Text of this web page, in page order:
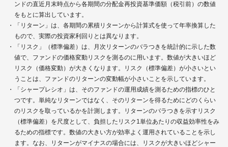
ンドの直近月末時点から各期間の分配金再投資基準価額（税引前）の数値
をもとに算出しています。
「リターン」は、各期間の累積リターンから計算式を使って年率換算した
もので、実際の投資家利回りとは異なります。
「リスク」（標準偏差）は、月次リターンのバラつきを統計的に示した数
値で、ファンドの価格変動リスクを測るのに用います。数値が大きいほど
リスク（価格変動）が大きくなります。リスク（標準偏差）が小さいとい
うことは、ファンドのリターンの変動幅が小さいことを示しています。
「シャープレシオ」は、そのファンドの運用成績を測るための指標のひと
つです。単純なリターンではなく、そのリターンを得るためにどのくらい
のリスクを取っているかを計測します。リターンのバラつきを示すリスク
（標準偏差）を尺度として、負担したリスク1単位あたりの収益効率性をみ
るための指標です。数値の大きい方が効率よく運用されていることを示し
ます。なお、リターンがマイナスの場合には、リスクが大きいほどシャー